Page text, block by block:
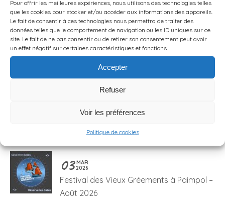
Pour offrir les meilleures expériences, nous utilisons des technologies telles
que les cookies pour stocker et/ou accéder aux informations des appareils.
Le fait de consentir à ces technologies nous permettra de traiter des
données telles que le comportement de navigation ou les ID uniques sur ce
site. Le fait de ne pas consentir ou de retirer son consentement peut avoir
un effet négatif sur certaines caractéristiques et fonctions.
Accepter
Refuser
Voir les préférences
Politique de cookies
expert de […]
LIRE LA SUITE
03 MAR
2026
Festival des Vieux Gréements à Paimpol –
Août 2026